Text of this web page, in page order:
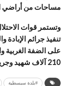
مساحات من أراضي
تنفيذ جرائم
على الضفة
210 آلاف شهيد وجريح، ومئات الآلاف من النازحين.
#بلدة سبسطية